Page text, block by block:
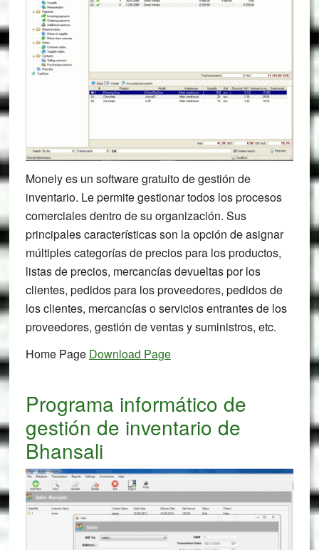
Monely es un software gratuito de gestión de
inventario. Le permite gestionar todos los procesos
comerciales dentro de su organización. Sus
principales características son la opción de asignar
múltiples categorías de precios para los productos,
listas de precios, mercancías devueltas por los
clientes, pedidos para los proveedores, pedidos de
los clientes, mercancías o servicios entrantes de los
proveedores, gestión de ventas y suministros, etc.
Home Page Download Page
Programa informático de
gestión de inventario de
Bhansali